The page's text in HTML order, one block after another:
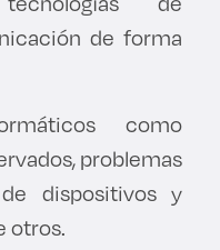
de forma
como
problemas
dispositivos y
otros.